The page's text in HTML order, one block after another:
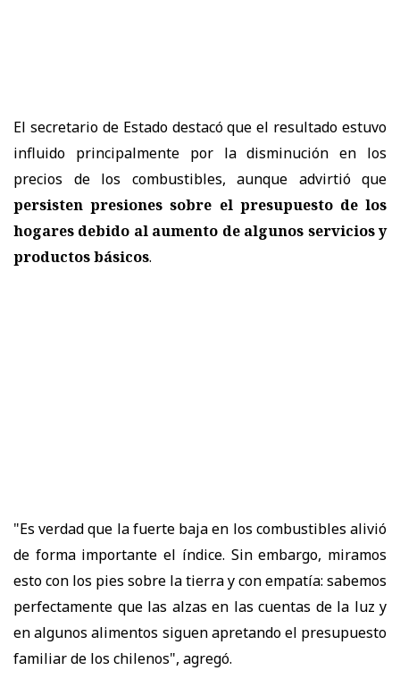
El secretario de Estado destacó que el resultado estuvo
influido principalmente por la disminución en los
precios de los combustibles, aunque advirtió que
persisten presiones sobre el presupuesto de los
hogares debido al aumento de algunos servicios y
productos básicos.
"Es verdad que la fuerte baja en los combustibles alivió
de forma importante el índice. Sin embargo, miramos
esto con los pies sobre la tierra y con empatía: sabemos
perfectamente que las alzas en las cuentas de la luz y
en algunos alimentos siguen apretando el presupuesto
familiar de los chilenos", agregó.